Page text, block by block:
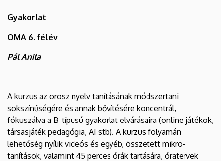
Gyakorlat
OMA 6. félév
Pál Anita
A kurzus az orosz nyelv tanításának módszertani
sokszínűségére és annak bővítésére koncentrál,
fókuszálva a B-típusú gyakorlat elvárásaira (online játékok,
társasjáték pedagógia, AI stb). A kurzus folyamán
lehetőség nyílik videós és egyéb, összetett mikro-
tanítások, valamint 45 perces órák tartására, óratervek